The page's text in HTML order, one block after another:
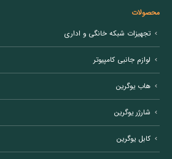
محصولات
تجهیزات شبکه خانگی و اداری
لوازم جانبی کامپیوتر
هاب یوگرین
شارژر یوگرین
کابل یوگرین